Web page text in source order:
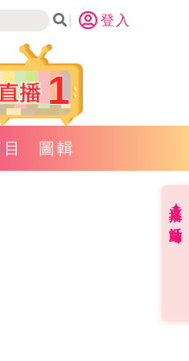
登入
1
圖輯
直播✦活動